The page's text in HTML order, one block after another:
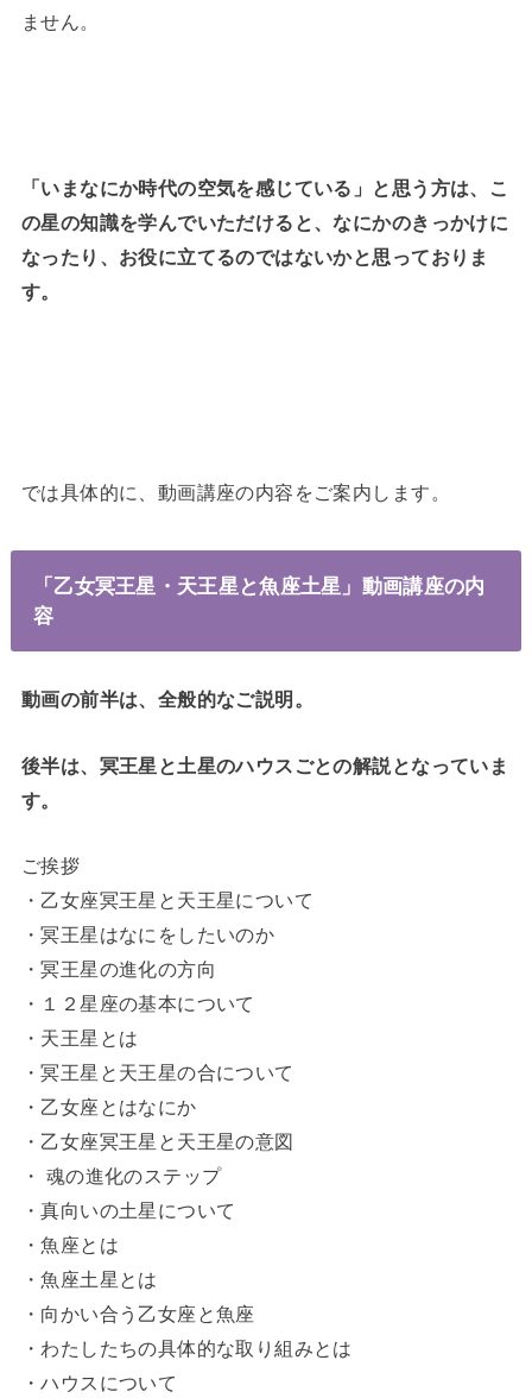
ません。
「いまなにか時代の空気を感じている」と思う方は、こ
の星の知識を学んでいただけると、なにかのきっかけに
なったり、お役に立てるのではないかと思っておりま
す。
では具体的に、動画講座の内容をご案内します。
「乙女冥王星・天王星と魚座土星」動画講座の内
容
動画の前半は、全般的なご説明。
後半は、冥王星と土星のハウスごとの解説となっていま
す。
ご挨拶
・乙女座冥王星と天王星について
・冥王星はなにをしたいのか
・冥王星の進化の方向
・１２星座の基本について
・天王星とは
・冥王星と天王星の合について
・乙女座とはなにか
・乙女座冥王星と天王星の意図
・ 魂の進化のステップ
・真向いの土星について
・魚座とは
・魚座土星とは
・向かい合う乙女座と魚座
・わたしたちの具体的な取り組みとは
・ハウスについて